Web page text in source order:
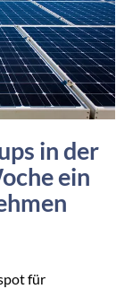
in der
ein
für